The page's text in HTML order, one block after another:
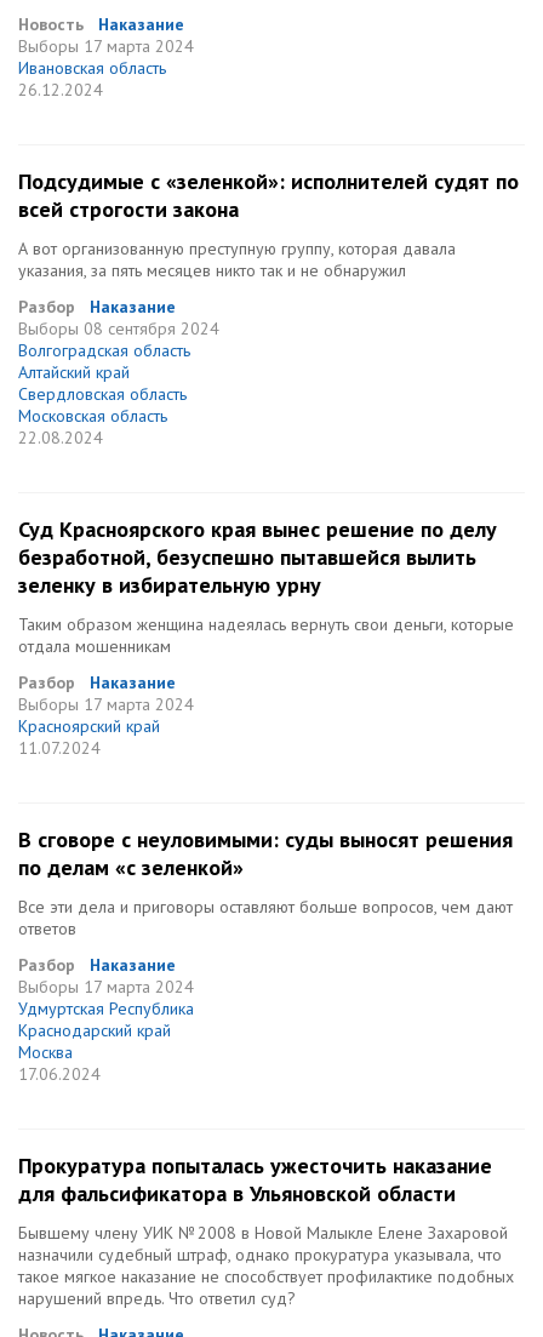
Новость
Наказание
Выборы 17 марта 2024
Ивановская область
26.12.2024
Подсудимые с «зеленкой»: исполнителей судят по
всей строгости закона
А вот организованную преступную группу, которая давала
указания, за пять месяцев никто так и не обнаружил
Разбор
Наказание
Выборы 08 сентября 2024
Волгоградская область
Алтайский край
Свердловская область
Московская область
22.08.2024
Суд Красноярского края вынес решение по делу
безработной, безуспешно пытавшейся вылить
зеленку в избирательную урну
Таким образом женщина надеялась вернуть свои деньги, которые
отдала мошенникам
Разбор
Наказание
Выборы 17 марта 2024
Красноярский край
11.07.2024
В сговоре с неуловимыми: суды выносят решения
по делам «с зеленкой»
Все эти дела и приговоры оставляют больше вопросов, чем дают
ответов
Разбор
Наказание
Выборы 17 марта 2024
Удмуртская Республика
Краснодарский край
Москва
17.06.2024
Прокуратура попыталась ужесточить наказание
для фальсификатора в Ульяновской области
Бывшему члену УИК № 2008 в Новой Малыкле Елене Захаровой
назначили судебный штраф, однако прокуратура указывала, что
такое мягкое наказание не способствует профилактике подобных
нарушений впредь. Что ответил суд?